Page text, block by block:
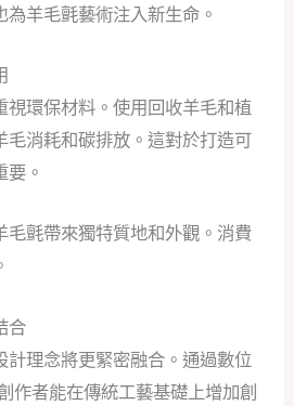
羊毛氈藝術注入新生命。
視環保材料。使用回收羊毛和植
毛消耗和碳排放。這對於打造可
。
毛氈帶來獨特質地和外觀。消費
合
計理念將更緊密融合。通過數位
作者能在傳統工藝基礎上增加創